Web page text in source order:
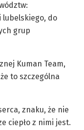
do
grup
Kuman Team,
to szczególna
znaku, że nie
ciepło z nimi jest.